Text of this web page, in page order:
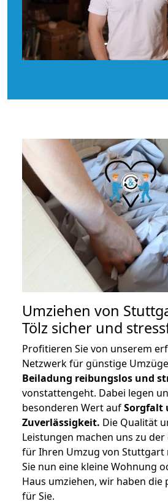
Umziehen von
Tölz sicher und
Profitieren Sie von unserem
Netzwerk für günstige
Beiladung reibungslos und
vonstattengeht. Dabei legen
besonderen Wert aufSorgfalt
Zuverlässigkeit. Die Qualität
Leistungen machen uns zu
für Ihren Umzug von Stuttgart
Sie nun eine kleine Wohnung
Haus umziehen, wir haben die
für Sie.